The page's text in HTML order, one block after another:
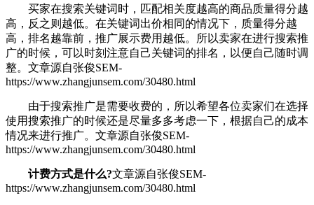
买家在搜索关键词时，匹配相关度越高的商品质量得分越
高，反之则越低。在关键词出价相同的情况下，质量得分越
高，排名越靠前，推广展示费用越低。所以卖家在进行搜索推
广的时候，可以时刻注意自己关键词的排名，以便自己随时调
整。 文章源自张俊SEM-
https://www.zhangjunsem.com/30480.html
由于搜索推广是需要收费的，所以希望各位卖家们在选择
使用搜索推广的时候还是尽量多多考虑一下，根据自己的成本
情况来进行推广。 文章源自张俊SEM-
https://www.zhangjunsem.com/30480.html
计费方式是什么?文章源自张俊SEM-
https://www.zhangjunsem.com/30480.html